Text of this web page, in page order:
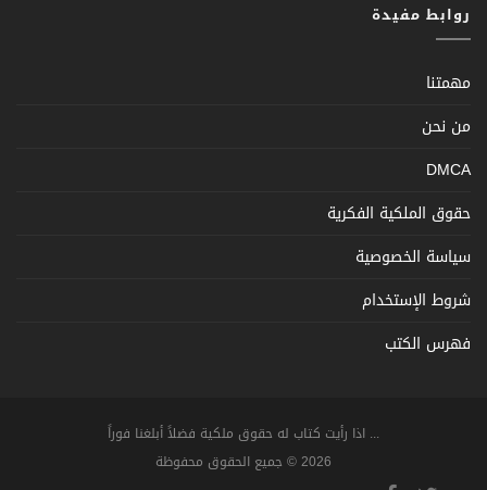
روابط مفيدة
مهمتنا
من نحن
DMCA
حقوق الملكية الفكرية
سياسة الخصوصية
شروط الإستخدام
فهرس الكتب
... اذا رأيت كتاب له حقوق ملكية فضلاً أبلغنا فوراً
2026 © جميع الحقوق محفوظة